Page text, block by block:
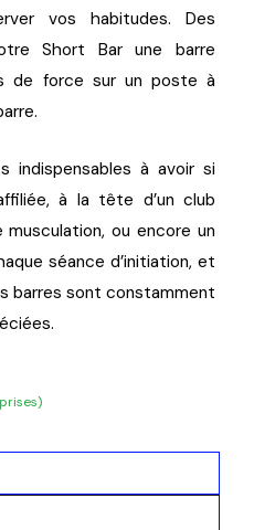
vos habitudes. Des
Short Bar une barre
de force sur un poste à
indispensables à avoir si
, à la tête d’un club
musculation
séance d’initiation, et
barres sont constamment